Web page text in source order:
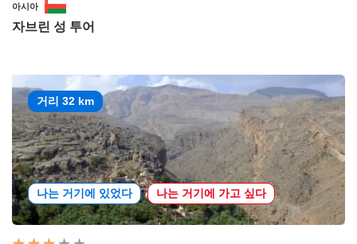
아시아
자브린 성 투어
거리 32 km
나는 거기에 있었다 나는 거기에 가고 싶다